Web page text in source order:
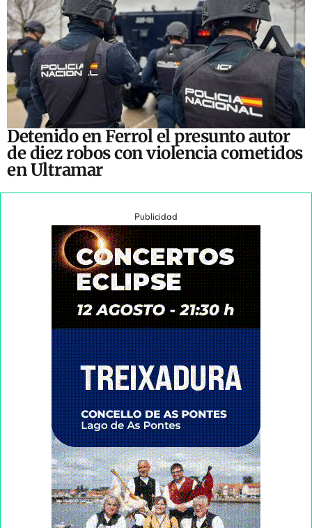
Detenido en Ferrol el presunto autor
de diez robos con violencia cometidos
en Ultramar
Publicidad